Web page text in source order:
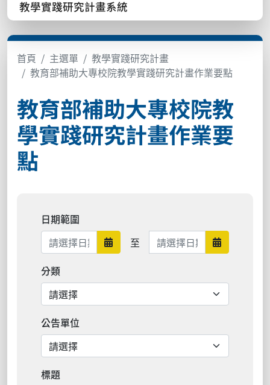
教學實踐研究計畫系統
首頁 主選單
教學實踐研究計畫
教育部補助大專校院教學實踐研究計畫作業要點
教育部補助大專校院教
學實踐研究計畫作業要
點
日期範圍
日期範圍開始
至 日期範圍結束 日期範圍
分類
公告單位
標題